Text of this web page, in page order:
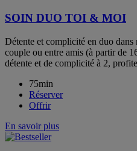
SOIN DUO TOI & MOI
Détente et complicité en duo
couple ou entre amis (à partir de
détente et de complicité à 2,
75min
Réserver
Offrir
En savoir plus